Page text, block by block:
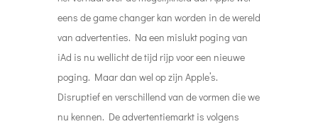
eens de game changer kan worden in de wereld
van advertenties. Na een mislukt poging van
iAd is nu wellicht de tijd rijp voor een nieuwe
poging. Maar dan wel op zijn Apple’s.
Disruptief en verschillend van de vormen die we
nu kennen. De advertentiemarkt is volgens